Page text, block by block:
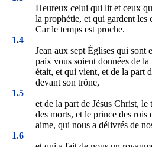
Heureux celui qui lit et ceux
la prophétie, et qui gardent les
Car le temps est proche.
1.4
Jean aux sept Églises qui sont
paix vous soient données de
était, et qui vient, et de la part
devant son trône,
1.5
et de la part de Jésus Christ,
des morts, et le prince des
aime, qui nous a délivrés de
1.6